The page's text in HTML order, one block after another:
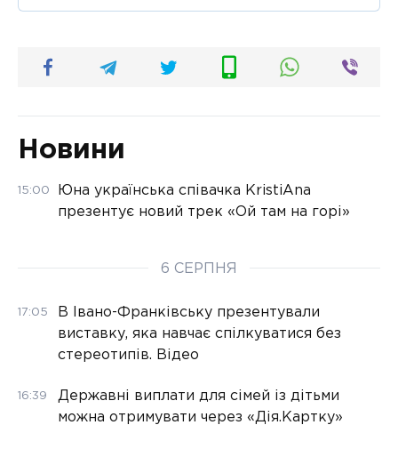
Новини
15:00
Юна українська співачка KristiAna
презентує новий трек «Ой там на горі»
6 СЕРПНЯ
17:05
В Івано-Франківську презентували
виставку, яка навчає спілкуватися без
стереотипів. Відео
16:39
Державні виплати для сімей із дітьми
можна отримувати через «Дія.Картку»